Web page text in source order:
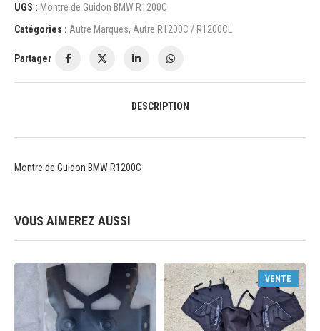
UGS : Montre de Guidon BMW R1200C
Catégories : Autre Marques, Autre R1200C / R1200CL
Partager
DESCRIPTION
Montre de Guidon BMW R1200C
VOUS AIMEREZ AUSSI
VENTE